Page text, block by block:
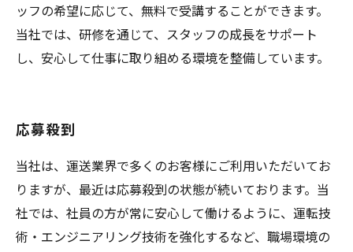
ッフの希望に応じて、無料で受講することができます。
当社では、研修を通じて、スタッフの成長をサポート
し、安心して仕事に取り組める環境を整備しています。
応募殺到
当社は、運送業界で多くのお客様にご利用いただいてお
りますが、最近は応募殺到の状態が続いております。当
社では、社員の方が常に安心して働けるように、運転技
術・エンジニアリング技術を強化するなど、職場環境の